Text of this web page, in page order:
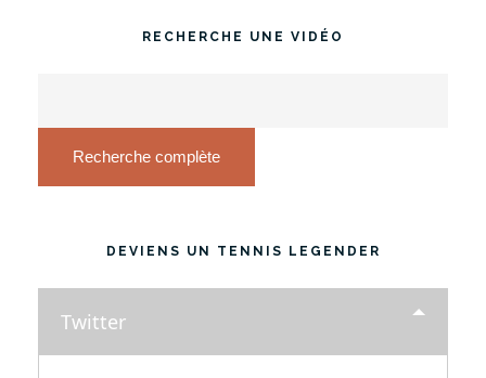
RECHERCHE UNE VIDÉO
Recherche complète
DEVIENS UN TENNIS LEGENDER
Twitter